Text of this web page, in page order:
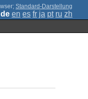
; Standard-Darstellung
de en es fr ja pt ru zh